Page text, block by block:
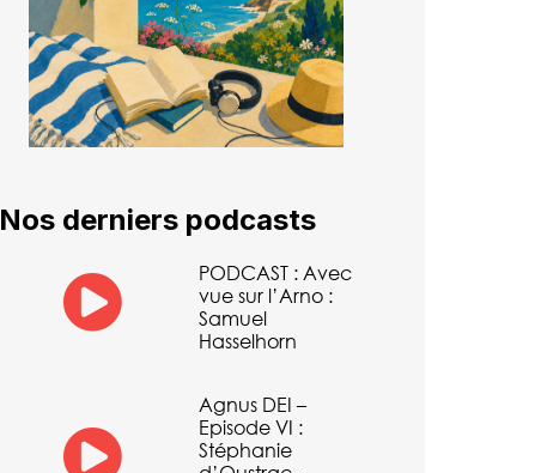
Nos derniers podcasts
PODCAST : Avec
vue sur l’Arno :
Samuel
Hasselhorn
Agnus DEI –
Episode VI :
Stéphanie